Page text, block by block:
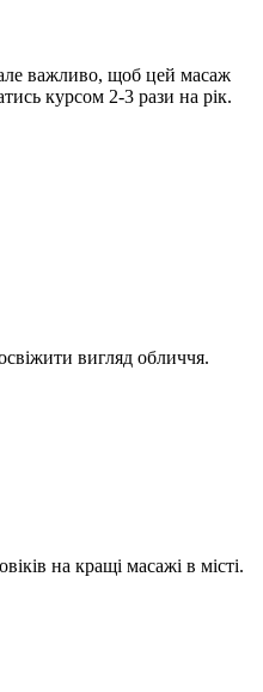
важливо, щоб цей масаж
курсом 2-3 рази на рік.
вигляд обличчя.
на кращі масажі в місті.